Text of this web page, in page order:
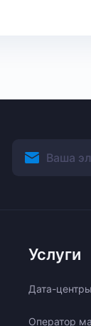
Услуги
Дата-центры
Оператор